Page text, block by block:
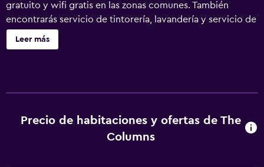
gratuito y wifi gratis en las zonas comunes. También
encontrarás servicio de tintorería, lavandería y servicio de
recepción 24 horas. The Columns ofrece 17 alojamientos
con aire acondicionado, reproductor de DVD y minibar.
artículos de higiene personal gratuitos. Este hotel en
Kampot ofrece acceso a Internet wifi gratis. Los servicios
Leer más
Precio de habitaciones y ofertas de The
Columns